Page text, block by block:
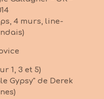
4 murs, line-
1, 3 et 5)
Gypsy" de Derek